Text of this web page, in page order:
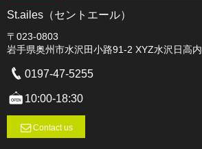
St.ailes（セントエール）
〒023-0803
岩手県奥州市水沢田小路91-2 XYZ水沢日高内
0197-47-5255
10:00-18:30
Contact us